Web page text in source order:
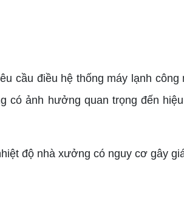
điều hệ thống máy lạnh công
ảnh hưởng quan trọng đến
độ nhà xưởng có nguy cơ gây